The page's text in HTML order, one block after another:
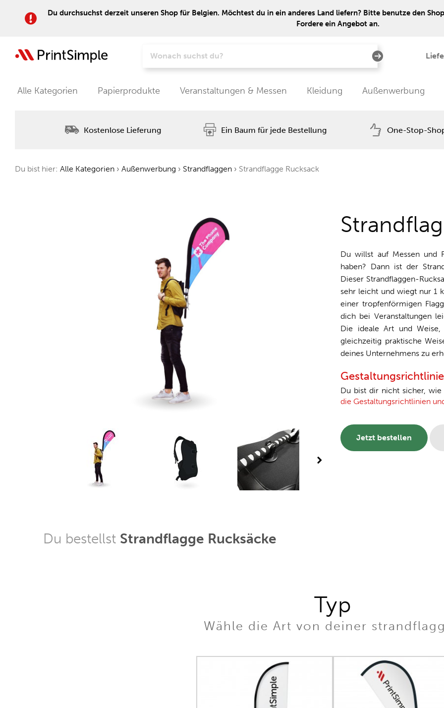
Du durchsuchst derzeit unseren Shop für Belgien. Möchtest du in ein anderes Land liefern? Bitte benutze den
Fordere ein Angebot an.
Alle Kategorien Papierprodukte Veranstaltungen & Messen Kleidung Außenwerbung
Kostenlose Lieferung Ein Baum für jede Bestellung One-Stop-
Du bist hier: Alle Kategorien › Außenwerbung › Strandflaggen › Strandflagge Rucksack
Du willst auf Messen und
haben? Dann ist der
Dieser Strandflaggen-
sehr leicht und wiegt nur 1
einer tropfenförmigen
dich bei Veranstaltungen
Die ideale Art und
gleichzeitig praktische
deines Unternehmens zu
Du bist dir nicht sicher,
die Gestaltungsrichtlinien
Jetzt bestellen
Du bestellst Strandflagge Rucksäcke
Typ
Wähle die Art von deiner